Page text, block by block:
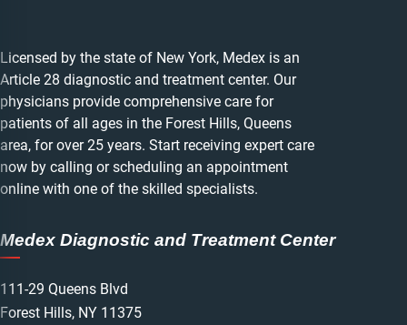
Licensed by the state of New York, Medex is an
Article 28 diagnostic and treatment center. Our
physicians provide comprehensive care for
patients of all ages in the Forest Hills, Queens
area, for over 25 years. Start receiving expert care
now by calling or scheduling an appointment
online with one of the skilled specialists.
Medex Diagnostic and Treatment Center
111-29 Queens Blvd
Forest Hills, NY 11375